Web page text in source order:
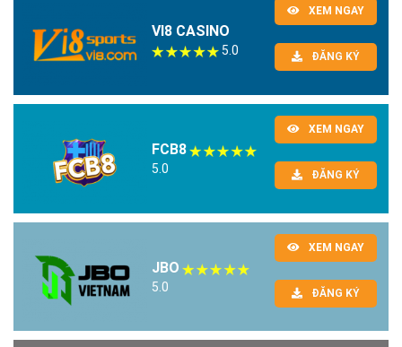
VI8 CASINO
5.0
XEM NGAY
ĐĂNG KÝ
FCB8
5.0
XEM NGAY
ĐĂNG KÝ
JBO
5.0
XEM NGAY
ĐĂNG KÝ